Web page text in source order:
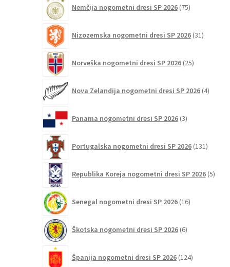
Nemčija nogometni dresi SP 2026 75izdelkov
Nizozemska nogometni dresi SP 2026 31izdelkov
Norveška nogometni dresi SP 2026 25izdelkov
Nova Zelandija nogometni dresi SP 2026 4izdelki
Panama nogometni dresi SP 2026 3izdelki
Portugalska nogometni dresi SP 2026 131
Republika Koreja nogometni dresi SP 2026 5
Senegal nogometni dresi SP 2026 16izdelkov
Škotska nogometni dresi SP 2026 6izdelkov
Španija nogometni dresi SP 2026 124izdelkov